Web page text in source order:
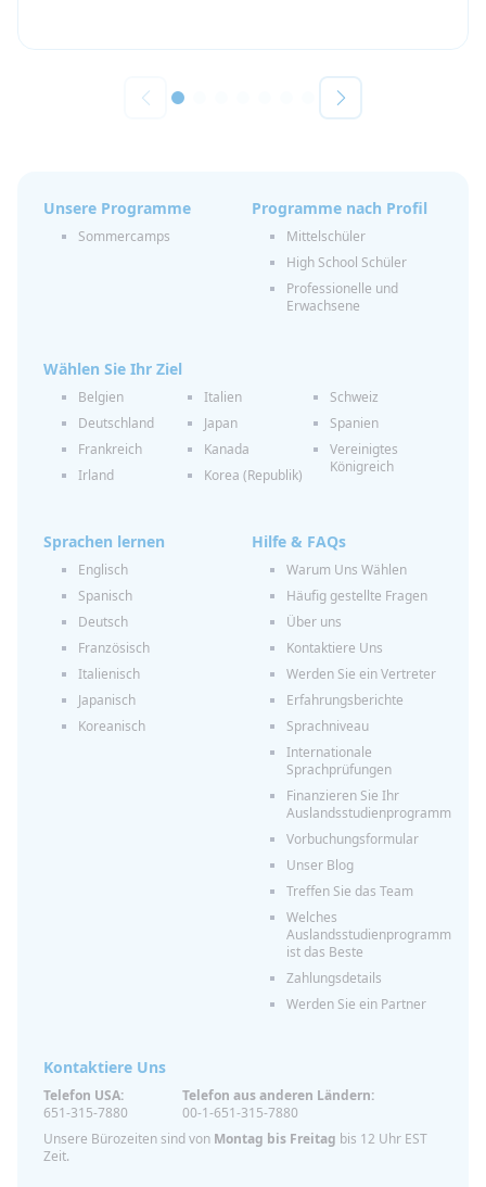
Unsere Programme
Sommercamps
Programme nach Profil
Mittelschüler
High School Schüler
Professionelle und
Erwachsene
Wählen Sie Ihr Ziel
Belgien
Deutschland
Frankreich
Irland
Italien
Japan
Kanada
Korea (Republik)
Schweiz
Spanien
Vereinigtes
Königreich
Sprachen lernen
Englisch
Spanisch
Deutsch
Französisch
Italienisch
Japanisch
Koreanisch
Hilfe & FAQs
Warum Uns Wählen
Häufig gestellte Fragen
Über uns
Kontaktiere Uns
Werden Sie ein Vertreter
Erfahrungsberichte
Sprachniveau
Internationale
Sprachprüfungen
Finanzieren Sie Ihr
Auslandsstudienprogramm
Vorbuchungsformular
Unser Blog
Treffen Sie das Team
Welches
Auslandsstudienprogramm
ist das Beste
Zahlungsdetails
Werden Sie ein Partner
Kontaktiere Uns
Telefon USA:
651-315-7880
Telefon aus anderen Ländern:
00-1-651-315-7880
Unsere Bürozeiten sind von Montag bis Freitag bis 12 Uhr EST
Zeit.